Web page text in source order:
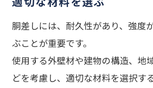
胴差しには、耐久性があり、強度
ぶことが重要です。
使用する外壁材や建物の構造、地
どを考慮し、適切な材料を選択す